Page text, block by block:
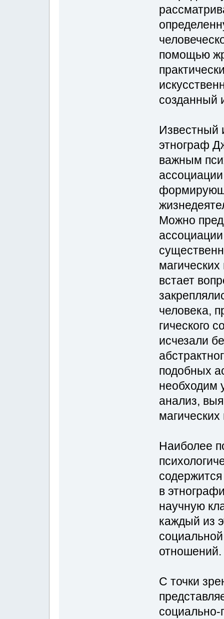
помощью
созданный
Известный
этнограф
важным
Можно
встает
человека,
гического
исчезали
подобных
необхо­дим
анализ,
Наиболее
в
научную
каждый из
отношений.
С точки
социально-